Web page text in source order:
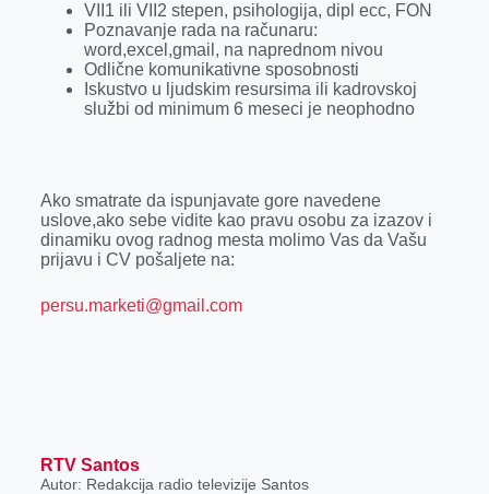
VII1 ili VII2 stepen, psihologija, dipl ecc, FON
Poznavanje rada na računaru:
word,excel,gmail, na naprednom nivou
Odlične komunikativne sposobnosti
Iskustvo u ljudskim resursima ili kadrovskoj
službi od minimum 6 meseci je neophodno
Ako smatrate da ispunjavate gore navedene
uslove,ako sebe vidite kao pravu osobu za izazov i
dinamiku ovog radnog mesta molimo Vas da Vašu
prijavu i CV pošaljete na:
persu.marketi@gmail.com
RTV Santos
Autor: Redakcija radio televizije Santos